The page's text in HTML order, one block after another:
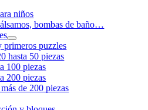
niños
bombas de baño…
primeros puzzles
hasta 50 piezas
100 piezas
200 piezas
de 200 piezas